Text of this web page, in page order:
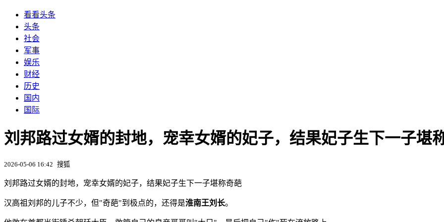
看看头条
头条
社会
军事
娱乐
财经
历史
国内
国际
刘邦路过女婿的封地，宠幸女婿的妃子，结果妃子生下一子堪
2026-05-06 16:42 搜狐
刘邦路过女婿的封地，宠幸女婿的妃子，结果妃子生下一子堪称奇葩
汉高祖刘邦的儿子不少，但"奇葩"到极点的，还得是淮南王刘长。